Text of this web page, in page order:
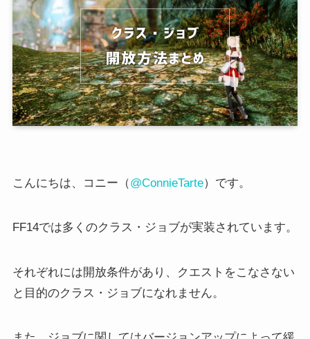
こんにちは、コニー（@ConnieTarte）です。
FF14では多くのクラス・ジョブが実装されています。
それぞれには開放条件があり、クエストをこなさない
と目的のクラス・ジョブになれません。